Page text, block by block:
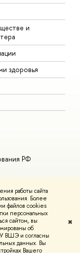
работы сайта
Более
файлов cookies
персональных
сайтом, вы
об
ВШЭ и согласны
данных. Вы
Вашего
✖
и
здоровья
РФ
Школе дизайна НИУ